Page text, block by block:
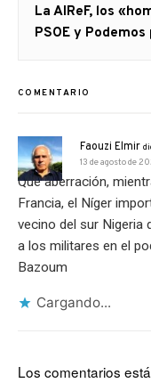
Artículo
siguiente:
La AIReF, los
PSOE y
COMENTARIO
Faouzi Elmir
13 de agosto de
Qué aberración,
Francia, el Níger
vecino del sur Nigeria
a los militares en el
Bazoum
Cargando...
Los comentarios